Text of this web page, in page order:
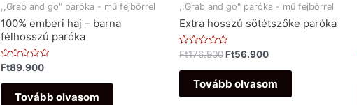
,,Grab and go" paróka - mű fejbőrrel
100% emberi haj – barna
félhosszú paróka
Értékelés:
/
Ft89.900
Tovább olvasom
,,Grab and go" paróka - mű fejbőrrel
Extra hosszú sötétszőke paróka
Értékelés:
/
Ft176.900Ft56.900
Tovább olvasom